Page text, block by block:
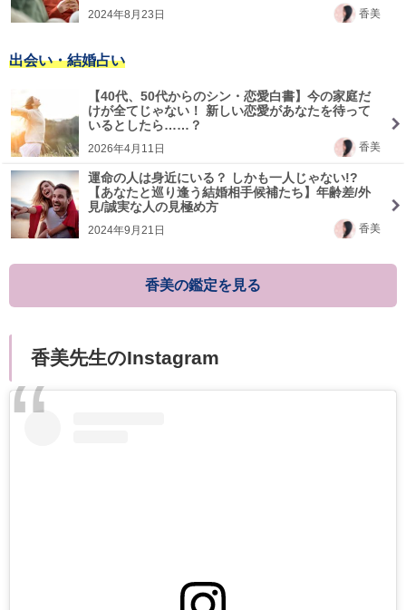
香美
2024年8月23日
出会い・結婚占い
【40代、50代からのシン・恋愛白書】今の家庭だ
けが全てじゃない！ 新しい恋愛があなたを待って
いるとしたら……？
香美
2026年4月11日
運命の人は身近にいる？ しかも一人じゃない!?
【あなたと巡り逢う結婚相手候補たち】年齢差/外
見/誠実な人の見極め方
香美
2024年9月21日
香美の鑑定を見る
香美先生のInstagram